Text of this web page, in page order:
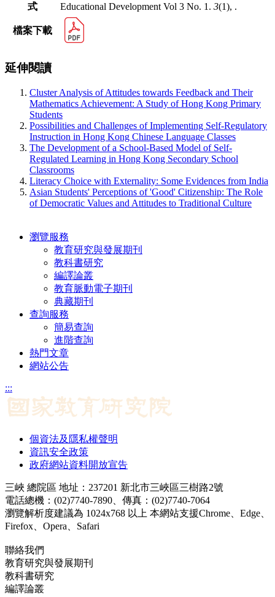
式
Educational Development Vol 3 No. 1. 3(1), .
檔案下載
延伸閱讀
Cluster Analysis of Attitudes towards Feedback and Their
Mathematics Achievement: A Study of Hong Kong Primary
Students
Possibilities and Challenges of Implementing Self-Regulatory
Instruction in Hong Kong Chinese Language Classes
The Development of a School-Based Model of Self-
Regulated Learning in Hong Kong Secondary School
Classrooms
Literacy Choice with Externality: Some Evidences from India
Asian Students' Perceptions of 'Good' Citizenship: The Role
of Democratic Values and Attitudes to Traditional Culture
瀏覽服務
教育研究與發展期刊
教科書研究
編譯論叢
教育脈動電子期刊
典藏期刊
查詢服務
簡易查詢
進階查詢
熱門文章
網站公告
:::
個資法及隱私權聲明
資訊安全政策
政府網站資料開放宣告
三峽 總院區 地址：237201 新北市三峽區三樹路2號
電話總機：(02)7740-7890、傳真：(02)7740-7064
瀏覽解析度建議為 1024x768 以上 本網站支援Chrome、Edge、
Firefox、Opera、Safari
聯絡我們
教育研究與發展期刊
教科書研究
編譯論叢